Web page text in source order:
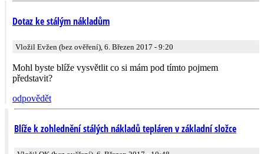
Dotaz ke stálým nákladům
Vložil Evžen (bez ověření), 6. Březen 2017 - 9:20
Mohl byste blíže vysvětlit co si mám pod tímto pojmem
představit?
odpovědět
Blíže k zohlednění stálých nákladů tepláren v základní složce